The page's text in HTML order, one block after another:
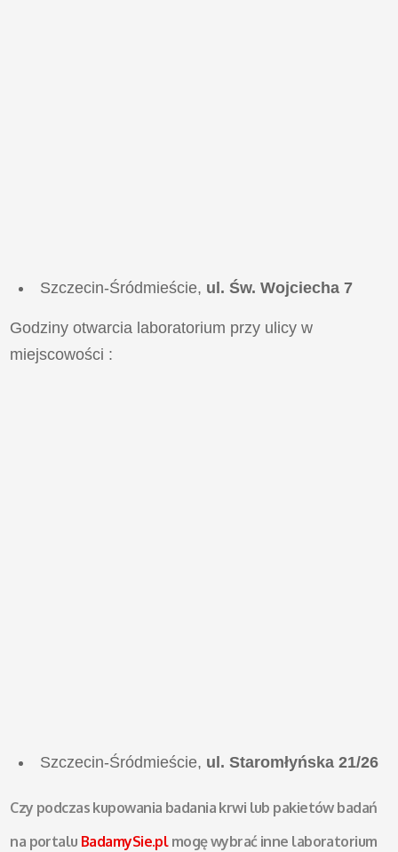
Szczecin-Śródmieście, ul. Św. Wojciecha 7
Godziny otwarcia laboratorium przy ulicyw
miejscowości :
Szczecin-Śródmieście, ul. Staromłyńska 21/26
Czy podczas kupowania badania krwi lub pakietów badań
na portalu BadamySie.plmogę wybrać inne laboratorium